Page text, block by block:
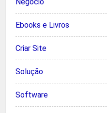
Ebooks e Livros
Criar Site
Solução
Software